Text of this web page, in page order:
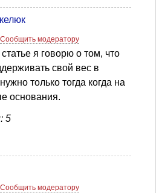
Сообщить модератору
я говорю о том, что
свой вес в
только тогда когда на
основания.
5
Сообщить модератору